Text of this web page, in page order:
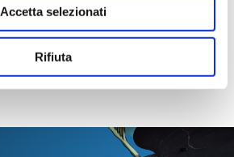
Accetta selezionati
Rifiuta